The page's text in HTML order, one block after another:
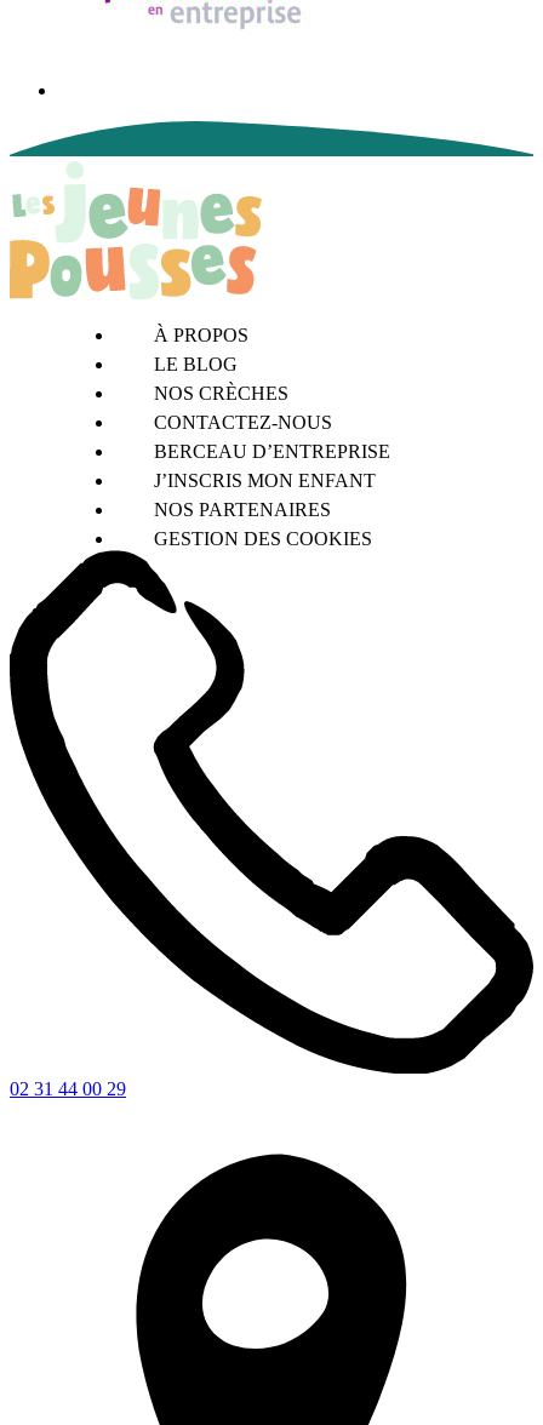
À PROPOS
LE BLOG
NOS CRÈCHES
CONTACTEZ-NOUS
BERCEAU D’ENTREPRISE
J’INSCRIS MON ENFANT
NOS PARTENAIRES
GESTION DES COOKIES
02 31 44 00 29